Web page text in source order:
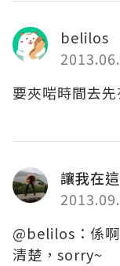
belilos
要夾啱時間去
讓我在
@belilos：係
清楚，sorry~